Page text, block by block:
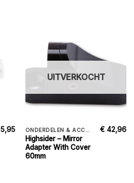
5,95
UITVERKOCHT
ONDERDELEN & ACCESSORIES
Highsider – Mirror
Adapter With Cover
60mm
€ 42,96